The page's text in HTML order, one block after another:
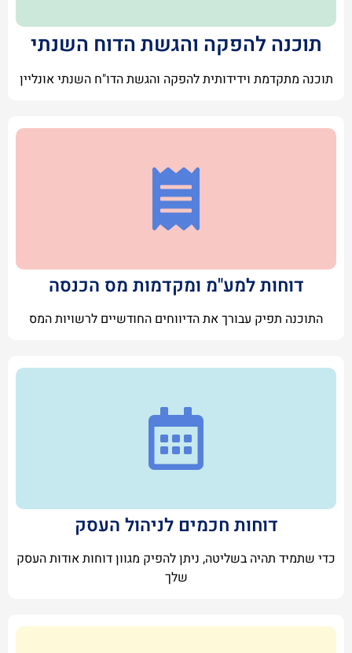
תוכנה להפקה והגשת הדוח השנתי
תוכנה מתקדמת וידידותית להפקה והגשת הדו"ח השנתי אונליין
דוחות למע"מ ומקדמות מס הכנסה
התוכנה תפיק עבורך את הדיווחים החודשיים לרשויות המס
דוחות חכמים לניהול העסק
כדי שתמיד תהיה בשליטה, ניתן להפיק מגוון דוחות אודות העסק
שלך